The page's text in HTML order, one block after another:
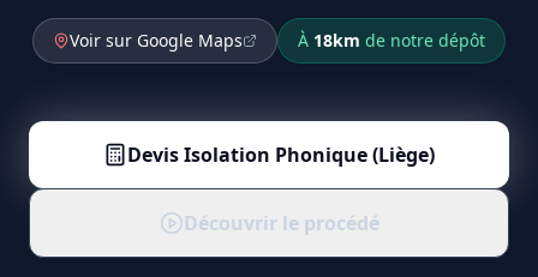
Voir sur Google Maps À 18km de notre dépôt
DevisIsolation Phonique (Liège)
Découvrir le procédé